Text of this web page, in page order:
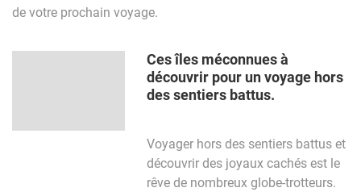
de votre prochain voyage.
Ces îles méconnues à
découvrir pour un voyage hors
des sentiers battus.
Voyager hors des sentiers battus et
découvrir des joyaux cachés est le
rêve de nombreux globe-trotteurs.